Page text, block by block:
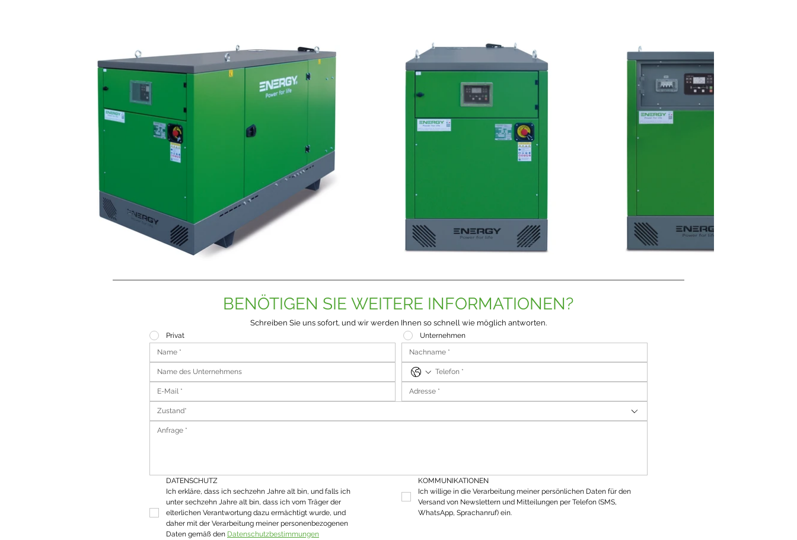
BENÖTIGEN SIE WEITERE INFORMATIONEN?
Schreiben Sie uns sofort, und wir werden Ihnen so schnell wie möglich antworten.
Privat Unternehmen
Zustand*
DATENSCHUTZ
Ich erkläre, dass ich sechzehn Jahre alt bin, und falls ich
unter sechzehn Jahre alt bin, dass ich vom Träger der
elterlichen Verantwortung dazu ermächtigt wurde, und
daher mit der Verarbeitung meiner personenbezogenen
Daten gemäß den Datenschutzbestimmungen
KOMMUNIKATIONEN
Ich willige in die Verarbeitung meiner persönlichen Daten für den
Versand von Newslettern und Mitteilungen per Telefon (SMS,
WhatsApp, Sprachanruf) ein.